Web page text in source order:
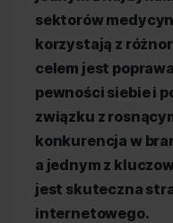
sektorów
korzystają z
celem jest
pewności siebie i
związku z
konkurencja w
a jednym z
jest skuteczna
internetowego.